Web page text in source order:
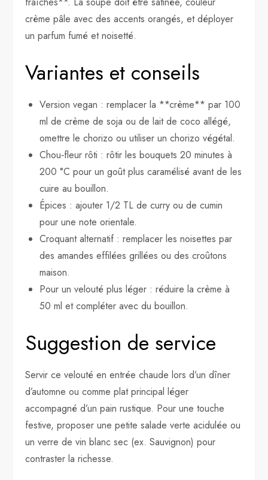
crème pâle avec des accents orangés, et déployer
un parfum fumé et noisetté.
Variantes et conseils
Version vegan : remplacer la **crème** par 100
ml de crème de soja ou de lait de coco allégé,
omettre le chorizo ou utiliser un chorizo végétal.
Chou‑fleur rôti : rôtir les bouquets 20 minutes à
200 °C pour un goût plus caramélisé avant de les
cuire au bouillon.
Épices : ajouter 1/2 TL de curry ou de cumin
pour une note orientale.
Croquant alternatif : remplacer les noisettes par
des amandes effilées grillées ou des croûtons
maison.
Pour un velouté plus léger : réduire la crème à
50 ml et compléter avec du bouillon.
Suggestion de service
Servir ce velouté en entrée chaude lors d’un dîner
d’automne ou comme plat principal léger
accompagné d’un pain rustique. Pour une touche
festive, proposer une petite salade verte acidulée ou
un verre de vin blanc sec (ex. Sauvignon) pour
contraster la richesse.